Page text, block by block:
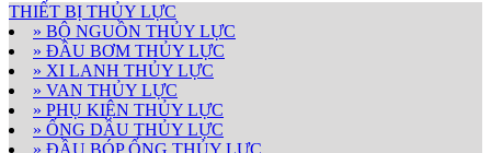
THIẾT BỊ THỦY LỰC
» BỘ NGUỒN THỦY LỰC
» ĐẦU BƠM THỦY LỰC
» XI LANH THỦY LỰC
» VAN THỦY LỰC
» PHỤ KIỆN THỦY LỰC
» ỐNG DẦU THỦY LỰC
» ĐẦU BÓP ỐNG THỦY LỰC